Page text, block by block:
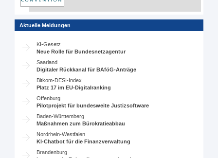
Aktuelle Meldungen
KI-Gesetz
Neue Rolle für Bundesnetzagentur
Saarland
Digitaler Rückkanal für BAföG-Anträge
Bitkom-DESI-Index
Platz 17 im EU-Digitalranking
Offenburg
Pilotprojekt für bundesweite Justizsoftware
Baden-Württemberg
Maßnahmen zum Bürokratieabbau
Nordrhein-Westfalen
KI-Chatbot für die Finanzverwaltung
Brandenburg